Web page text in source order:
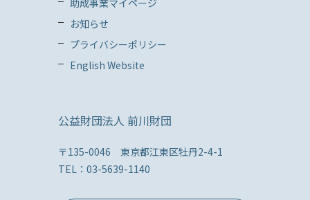
お知らせ
プライバシーポリシー
English Website
公益財団法人 前川財団
〒135-0046 東京都江東区牡丹2-4-1
TEL：03-5639-1140